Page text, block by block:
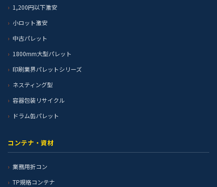
1,200円以下激安
小ロット激安
中古パレット
1800mm大型パレット
印刷業界パレットシリーズ
ネスティング型
容器包装リサイクル
ドラム缶パレット
コンテナ・資材
業務用折コン
TP規格コンテナ